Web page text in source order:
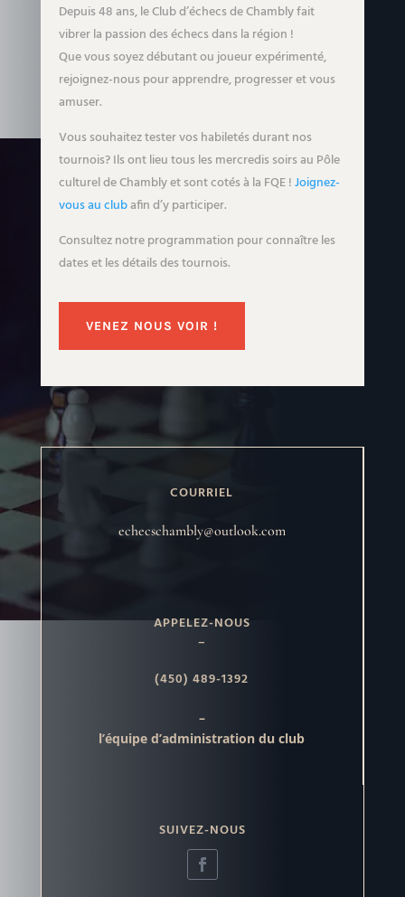
Depuis 48 ans, le Club d’échecs de Chambly fait
vibrer la passion des échecs dans la région !
Que vous soyez débutant ou joueur expérimenté,
rejoignez-nous pour apprendre, progresser et vous
amuser.
Vous souhaitez tester vos habiletés durant nos
tournois? Ils ont lieu tous les mercredis soirs au Pôle
culturel de Chambly et sont cotés à la FQE !Joignez-
vous au clubafin d’y participer.
Consultez notre programmation pour connaître les
dates et les détails des tournois.
VENEZ NOUS VOIR !
COURRIEL
echecschambly@outlook.com
APPELEZ-NOUS
–
(450) 489-1392
–
l’équipe d’administration du club
SUIVEZ-NOUS